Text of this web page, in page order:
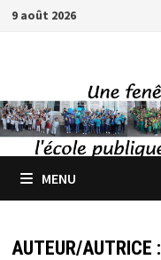
Passer
9 août 2026
MENU
AUTEUR/AUTRICE :